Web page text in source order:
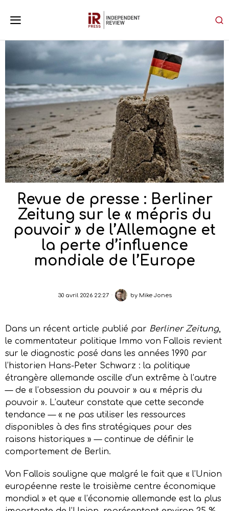
Revue de presse : Berliner
Zeitung sur le « mépris du
pouvoir » de l’Allemagne et
la perte d’influence
mondiale de l’Europe
30 avril 2026 22:27 by Mike Jones
Dans un récent article publié par Berliner Zeitung,
le commentateur politique Immo von Fallois revient
sur le diagnostic posé dans les années 1990 par
l’historien Hans-Peter Schwarz : la politique
étrangère allemande oscille d’un extrême à l’autre
— de « l’obsession du pouvoir » au « mépris du
pouvoir ». L’auteur constate que cette seconde
tendance — « ne pas utiliser les ressources
disponibles à des fins stratégiques pour des
raisons historiques » — continue de définir le
comportement de Berlin.
Von Fallois souligne que malgré le fait que « l’Union
européenne reste le troisième centre économique
mondial » et que « l’économie allemande est la plus